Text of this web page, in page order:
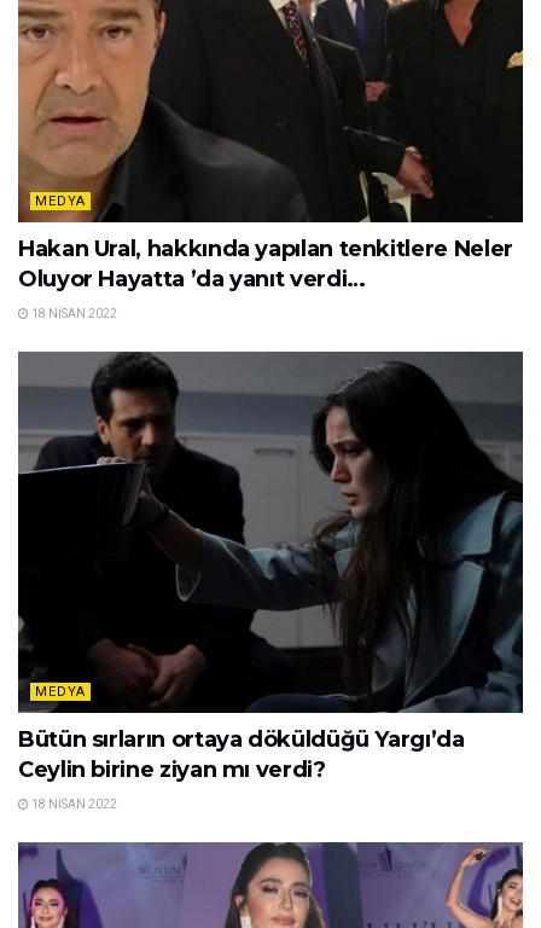
MEDYA
Hakan Ural, hakkında yapılan tenkitlere Neler
Oluyor Hayatta ’da yanıt verdi…
18 NISAN 2022
MEDYA
Bütün sırların ortaya döküldüğü Yargı’da
Ceylin birine ziyan mı verdi?
18 NISAN 2022